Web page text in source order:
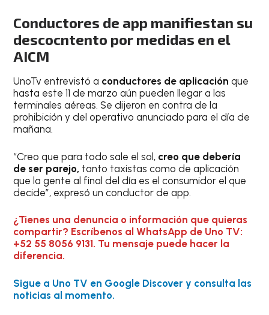
Conductores de app manifiestan su
descocntento por medidas en el
AICM
UnoTv entrevistó a conductores de aplicación que
hasta este 11 de marzo aún pueden llegar a las
terminales aéreas. Se dijeron en contra de la
prohibición y del operativo anunciado para el día de
mañana.
“Creo que para todo sale el sol, creo que debería
de ser parejo, tanto taxistas como de aplicación
que la gente al final del día es el consumidor el que
decide”, expresó un conductor de app.
¿Tienes una denuncia o información que quieras
compartir? Escríbenos al WhatsApp de Uno TV:
+52 55 8056 9131. Tu mensaje puede hacer la
diferencia.
Sigue a Uno TV en Google Discover y consulta las
noticias al momento.